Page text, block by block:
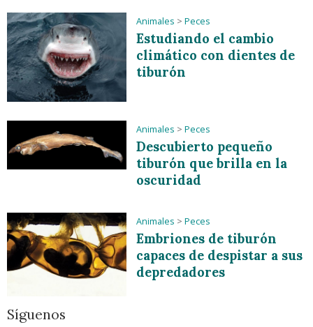
Animales > Peces
Estudiando el cambio
climático con dientes de
tiburón
Animales > Peces
Descubierto pequeño
tiburón que brilla en la
oscuridad
Animales > Peces
Embriones de tiburón
capaces de despistar a sus
depredadores
Síguenos